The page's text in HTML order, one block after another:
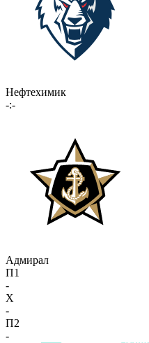
Нефтехимик
-:-
Адмирал
П1
-
X
-
П2
-